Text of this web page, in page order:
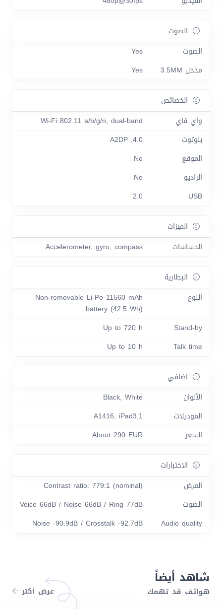
الصوت
الصوت
Yes
مدخل 3.5MM
Yes
الخصائص
واي فاي
Wi-Fi 802.11 a/b/g/n, dual-band
بلوتوث
4.0, A2DP
الموقع
No
الراديو
No
USB
2.0
الميزات
الحساسات
Accelerometer, gyro, compass
البطارية
النوع
Non-removable Li-Po 11560 mAh
battery (42.5 Wh)
Stand-by
Up to 720 h
Talk time
Up to 10 h
اضافي
الألوان
Black, White
الموديلات
A1416, iPad3,1
السعر
About 290 EUR
الاختبارات
العرض
Contrast ratio: 779:1 (nominal)
الصوت
Voice 66dB / Noise 66dB / Ring 77dB
Audio quality
Noise -90.9dB / Crosstalk -92.7dB
شاهد أيضاً
هواتف قد تهمك عرض أكتر